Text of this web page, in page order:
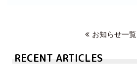
お知らせ一覧
RECENT ARTICLES